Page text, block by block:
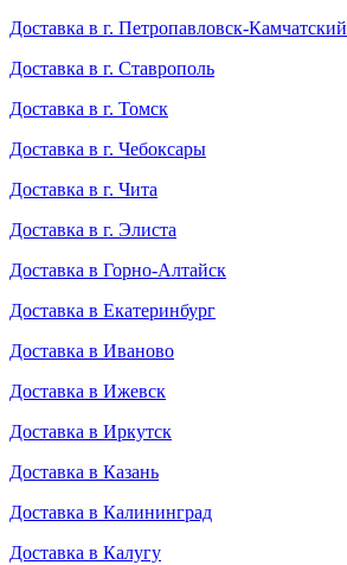
Доставка в г. Петропавловск-Камчатский
Доставка в г. Ставрополь
Доставка в г. Томск
Доставка в г. Чебоксары
Доставка в г. Чита
Доставка в г. Элиста
Доставка в Горно-Алтайск
Доставка в Екатеринбург
Доставка в Иваново
Доставка в Ижевск
Доставка в Иркутск
Доставка в Казань
Доставка в Калининград
Доставка в Калугу